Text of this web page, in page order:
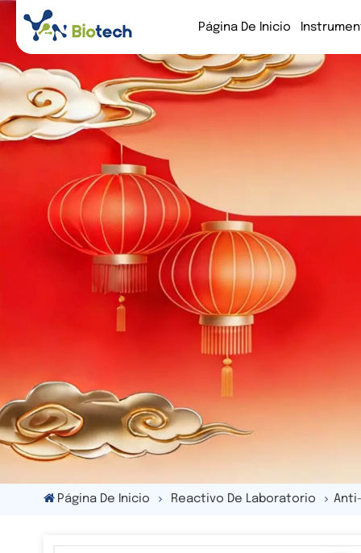
Página De Inicio
Página De Inicio Reactivo De Laboratorio